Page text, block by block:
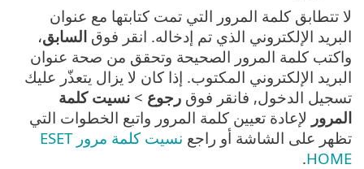
لا تتطابق كلمة المرور التي تمت كتابتها مع عنوان
البريد الإلكتروني الذي تم إدخاله. انقر فوق السابق،
واكتب كلمة المرور الصحيحة وتحقق من صحة عنوان
البريد الإلكتروني المكتوب. إذا كان لا يزال يتعذّر عليك
تسجيل الدخول, فانقر فوق رجوع > نسيت كلمة
المرور لإعادة تعيين كلمة المرور واتبع الخطوات التي
تظهر على الشاشة أو راجع
نسيت كلمة مرور ESET
HOME
.